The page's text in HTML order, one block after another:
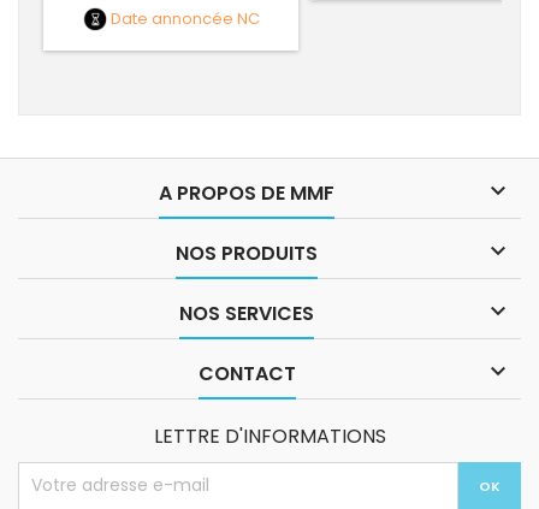
Date annoncée NC
A PROPOS DE MMF 
NOS PRODUITS 
NOS SERVICES 
CONTACT 
LETTRE D'INFORMATIONS